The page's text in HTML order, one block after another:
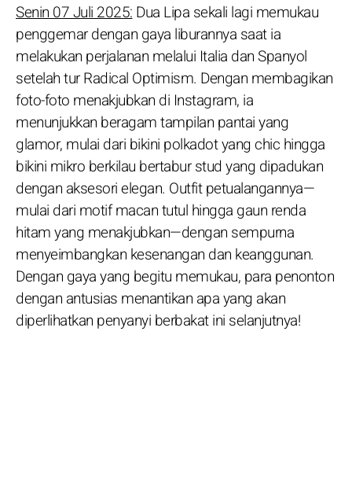
Senin 07 Juli 2025: Dua Lipa sekali lagi memukau
penggemar dengan gaya liburannya saat ia
melakukan perjalanan melalui Italia dan Spanyol
setelah tur Radical Optimism. Dengan membagikan
foto-foto menakjubkan di Instagram, ia
menunjukkan beragam tampilan pantai yang
glamor, mulai dari bikini polkadot yang chic hingga
bikini mikro berkilau bertabur stud yang dipadukan
dengan aksesori elegan. Outfit petualangannya—
mulai dari motif macan tutul hingga gaun renda
hitam yang menakjubkan—dengan sempurna
menyeimbangkan kesenangan dan keanggunan.
Dengan gaya yang begitu memukau, para penonton
dengan antusias menantikan apa yang akan
diperlihatkan penyanyi berbakat ini selanjutnya!